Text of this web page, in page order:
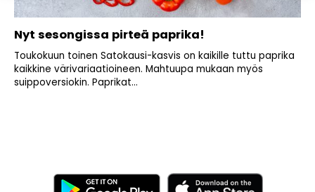
Nyt sesongissa pirteä paprika!
Toukokuun toinen Satokausi-kasvis on kaikille tuttu paprika
kaikkine värivariaatioineen. Mahtuupa mukaan myös
suippoversiokin. Paprikat...